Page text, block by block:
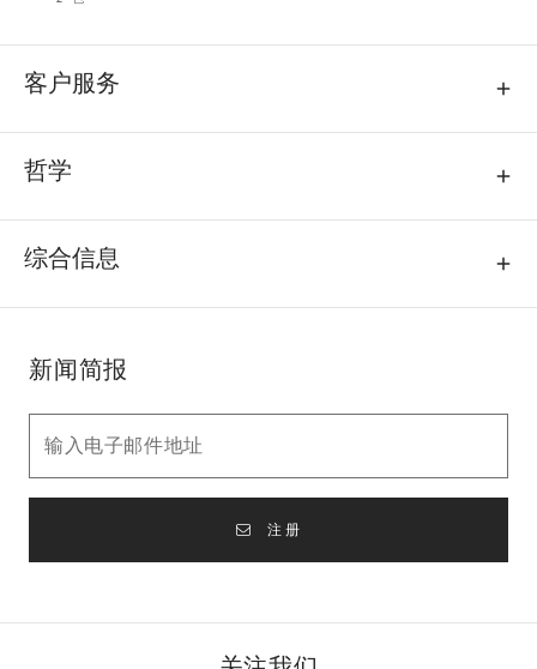
客户服务
哲学
综合信息
新闻简报
注册